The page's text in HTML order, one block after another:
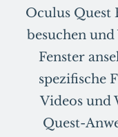
Oculus Quest
besuchen
Fenster
spezifische
Videos und
Quest-